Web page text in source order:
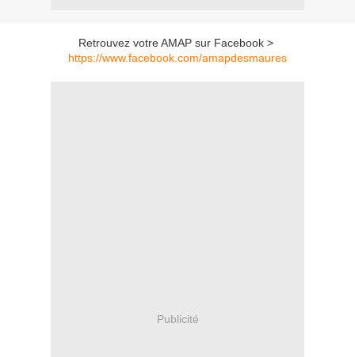
Retrouvez votre AMAP sur Facebook >
https://www.facebook.com/amapdesmaures
Publicité